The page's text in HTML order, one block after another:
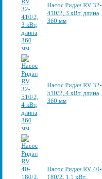
Насос Ридан RV 32-
410/2, 3 кВт, длина
360 мм
Насос Ридан RV 32-
510/2, 4 кВт, длина
360 мм
Насос Ридан RV 40-
180/2, 1,1 кВт,